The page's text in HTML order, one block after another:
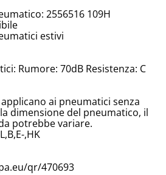
2556516 109H
estivi
Rumore: 70dB Resistenza: C
ai pneumatici senza
dimensione del pneumatico, il
potrebbe variare.
,HK
qr/470693